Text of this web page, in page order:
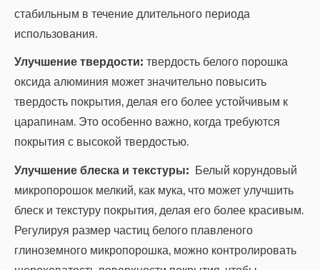
стабильным в течение длительного периода
использования.
Улучшение твердости: твердость белого порошка
оксида алюминия может значительно повысить
твердость покрытия, делая его более устойчивым к
царапинам. Это особенно важно, когда требуются
покрытия с высокой твердостью.
Улучшение блеска и текстуры: Белый корундовый
микропорошок мелкий, как мука, что может улучшить
блеск и текстуру покрытия, делая его более красивым.
Регулируя размер частиц белого плавленого
глиноземного микропорошка, можно контролировать